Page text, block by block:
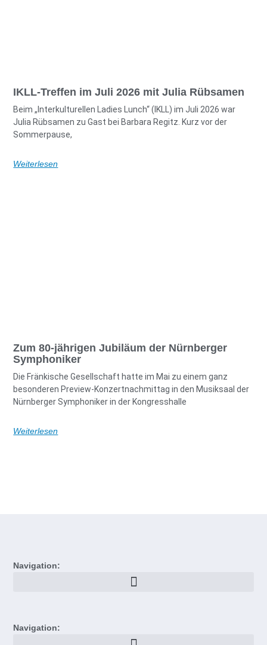
IKLL-Treffen im Juli 2026 mit Julia Rübsamen
Beim „Interkulturellen Ladies Lunch“ (IKLL) im Juli 2026 war
Julia Rübsamen zu Gast bei Barbara Regitz. Kurz vor der
Sommerpause,
Weiterlesen
Zum 80-jährigen Jubiläum der Nürnberger
Symphoniker
Die Fränkische Gesellschaft hatte im Mai zu einem ganz
besonderen Preview-Konzertnachmittag in den Musiksaal der
Nürnberger Symphoniker in der Kongresshalle
Weiterlesen
Navigation:
Navigation: